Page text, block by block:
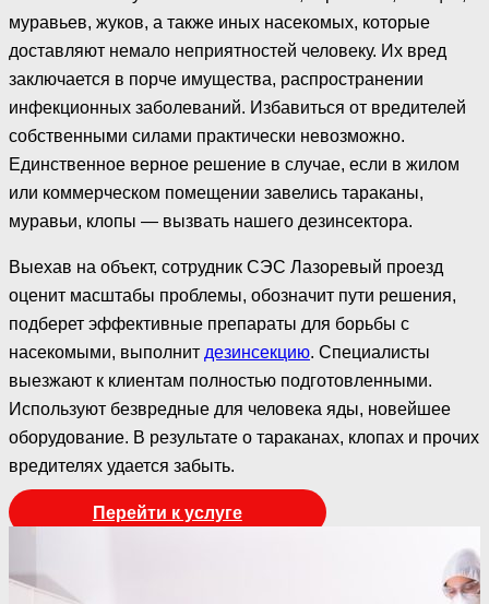
муравьев, жуков, а также иных насекомых, которые
доставляют немало неприятностей человеку. Их вред
заключается в порче имущества, распространении
инфекционных заболеваний. Избавиться от вредителей
собственными силами практически невозможно.
Единственное верное решение в случае, если в жилом
или коммерческом помещении завелись тараканы,
муравьи, клопы — вызвать нашего дезинсектора.
Выехав на объект, сотрудник СЭС Лазоревый проезд
оценит масштабы проблемы, обозначит пути решения,
подберет эффективные препараты для борьбы с
насекомыми, выполнит дезинсекцию. Специалисты
выезжают к клиентам полностью подготовленными.
Используют безвредные для человека яды, новейшее
оборудование. В результате о тараканах, клопах и прочих
вредителях удается забыть.
Перейти к услуге